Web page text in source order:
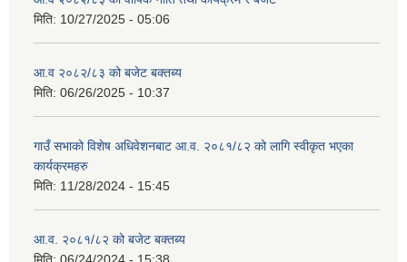
मिति: 10/27/2025 - 05:06
आ.व २०८२/८३ को बजेट बक्तब्य
मिति: 06/26/2025 - 10:37
गाउँ सभाको विशेष अधिवेशनबाट आ.व. २०८१/८२ को लागि स्वीकृत भएका
कार्यक्रमहरु
मिति: 11/28/2024 - 15:45
आ.व. २०८१/८२ को बजेट बक्तब्य